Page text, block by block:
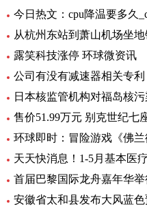
今日热文：cpu降温要多久
露笑科技涨停 环球微资讯
售价51.99万元 别克世纪七
首届巴黎国际龙舟嘉年华举
安徽省太和县发布大风蓝